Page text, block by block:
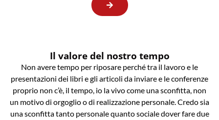
Il valore del nostro tempo
Non avere tempo per riposare perché tra il lavoro e le
presentazioni dei libri e gli articoli da inviare e le conferenze
proprio non c’è, il tempo, io la vivo come una sconfitta, non
un motivo di orgoglio o di realizzazione personale. Credo sia
una sconfitta tanto personale quanto sociale dover fare due